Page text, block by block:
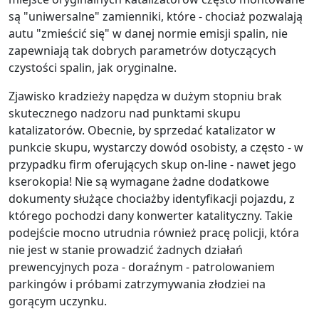
są "uniwersalne" zamienniki, które - chociaż pozwalają
autu "zmieścić się" w danej normie emisji spalin, nie
zapewniają tak dobrych parametrów dotyczących
czystości spalin, jak oryginalne.
Zjawisko kradzieży napędza w dużym stopniu brak
skutecznego nadzoru nad punktami skupu
katalizatorów. Obecnie, by sprzedać katalizator w
punkcie skupu, wystarczy dowód osobisty, a często - w
przypadku firm oferujących skup on-line - nawet jego
kserokopia! Nie są wymagane żadne dodatkowe
dokumenty służące chociażby identyfikacji pojazdu, z
którego pochodzi dany konwerter katalityczny. Takie
podejście mocno utrudnia również pracę policji, która
nie jest w stanie prowadzić żadnych działań
prewencyjnych poza - doraźnym - patrolowaniem
parkingów i próbami zatrzymywania złodziei na
gorącym uczynku.